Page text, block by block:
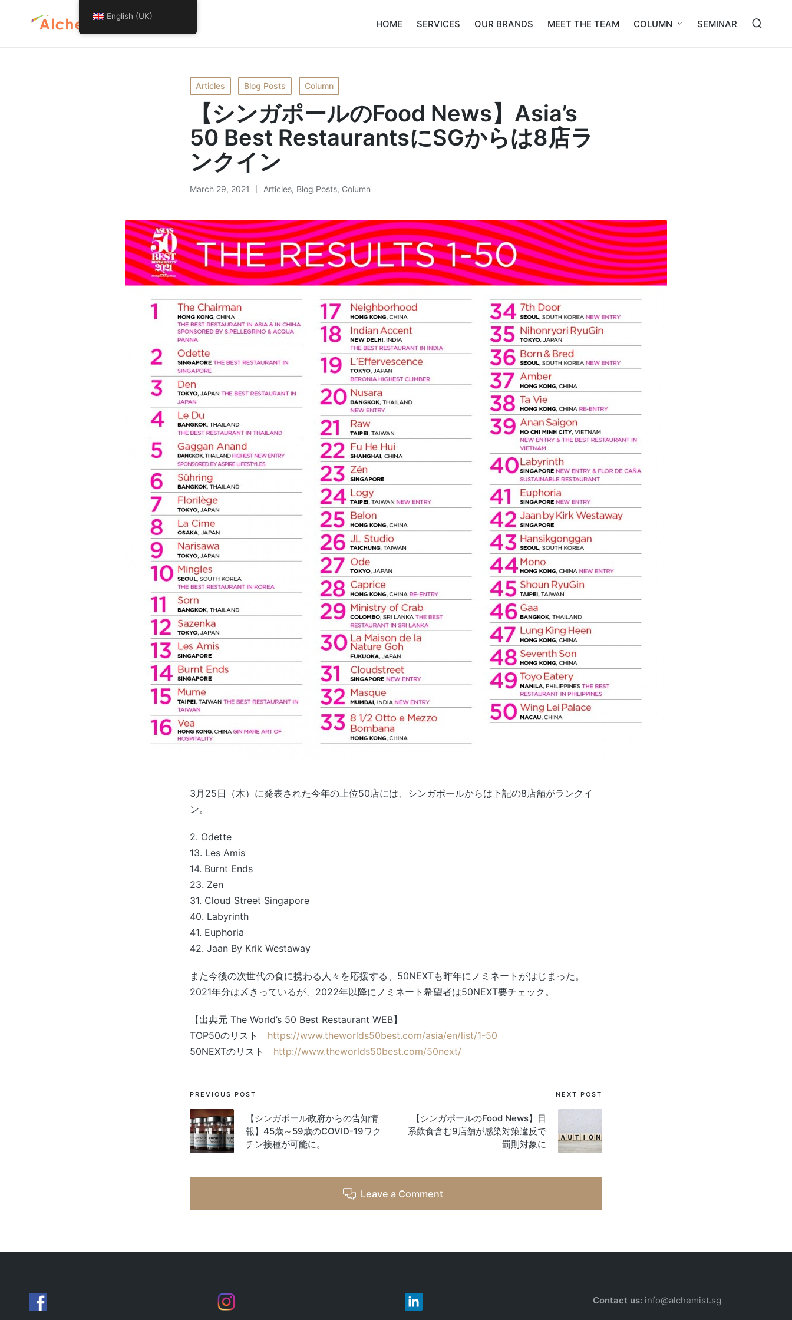
HOME SERVICES OUR BRANDS MEET THE TEAM COLUMN SEMINAR
Posted
in
Articles Blog Posts Column
【シンガポールのFood News】Asia’s
50 Best RestaurantsにSGからは8店ラ
ンクイン
March 29, 2021
Posted
Articles, Blog Posts, Column
3月25日（木）に発表された今年の上位50店には、シンガポールからは下記の8店舗がランクイ
ン。
2. Odette
13. Les Amis
14. Burnt Ends
23. Zen
31. Cloud Street Singapore
40. Labyrinth
41. Euphoria
42. Jaan By Krik Westaway
また今後の次世代の食に携わる人々を応援する、50NEXTも昨年にノミネートがはじまった。
2021年分は〆きっているが、2022年以降にノミネート希望者は50NEXT要チェック。
【出典元 The World’s 50 Best Restaurant WEB】
TOP50のリスト https://www.theworlds50best.com/asia/en/list/1-50
50NEXTのリスト http://www.theworlds50best.com/50next/
Post
navigation
PREVIOUS POST
【シンガポール政府からの告知情
報】45歳～59歳のCOVID-19ワク
チン接種が可能に。
NEXT POST
【シンガポールのFood News】日
系飲食含む9店舗が感染対策違反で
罰則対象に
Leave a Comment
Contact us: info@alchemist.sg
English (UK)